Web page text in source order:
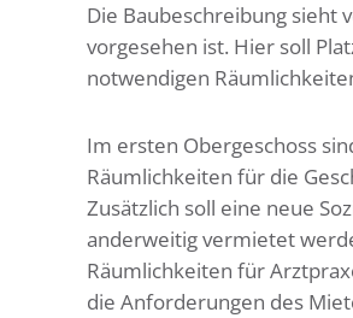
Die Baubeschreibung sieht
vorgesehen ist. Hier soll
notwendigen
Im ersten Obergeschoss
Räumlichkeiten für die
Zusätzlich soll eine neue
anderweitig vermietet
Räumlichkeiten für
die Anforderungen des